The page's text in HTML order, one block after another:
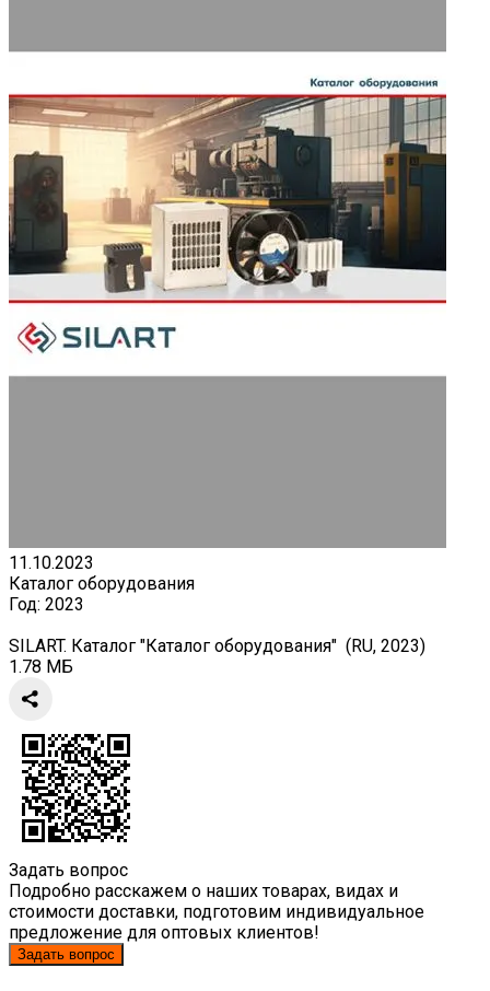
11.10.2023
Каталог оборудования
Год: 2023
SILART. Каталог "Каталог оборудования" (RU, 2023)
1.78 МБ
Задать вопрос
Подробно расскажем о наших товарах, видах и
стоимости доставки, подготовим индивидуальное
предложение для оптовых клиентов!
Задать вопрос